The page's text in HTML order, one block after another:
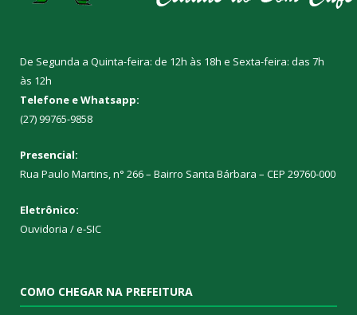
De Segunda a Quinta-feira: de 12h às 18h e Sexta-feira: das 7h
às 12h
Telefone e Whatsapp:
(27) 99765-9858
Presencial:
Rua Paulo Martins, n° 266 – Bairro Santa Bárbara – CEP 29760-000
Eletrônico:
Ouvidoria /e-SIC
COMO CHEGAR NA PREFEITURA